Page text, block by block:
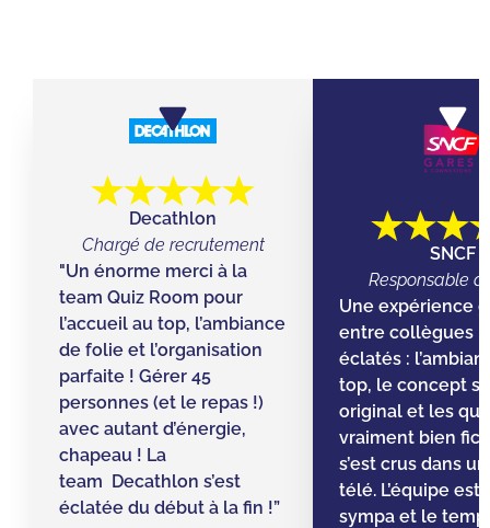
Decathlon
Chargé de recrutement
"Un énorme merci à la
team Quiz Room pour
l’accueil au top, l’ambiance
de folie et l’organisation
parfaite ! Gérer 45
personnes (et le repas !)
avec autant d’énergie,
chapeau ! La
team Decathlon s’est
éclatée du début à la fin !”
SNCF
Responsable
Une expérience
entre collègues !
éclatés :
top, le concept
original et les
vraiment bien
s’est crus dans
télé. L’équipe est
sympa et le